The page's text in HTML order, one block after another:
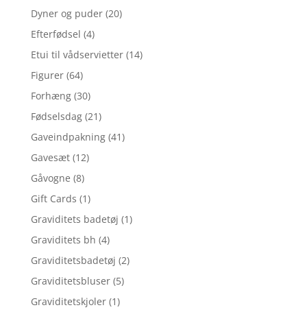
Dyner og puder (20)
Efterfødsel (4)
Etui til vådservietter (14)
Figurer (64)
Forhæng (30)
Fødselsdag (21)
Gaveindpakning (41)
Gavesæt (12)
Gåvogne (8)
Gift Cards (1)
Graviditets badetøj (1)
Graviditets bh (4)
Graviditetsbadetøj (2)
Graviditetsbluser (5)
Graviditetskjoler (1)